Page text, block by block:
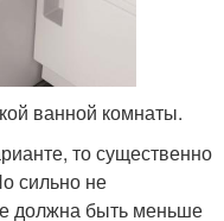
ванной комнаты.
то существенно
сильно не
должна быть меньше